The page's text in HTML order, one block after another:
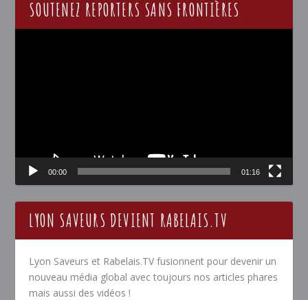
SOUTENEZ REPORTERS SANS FRONTIÈRES
00:00 01:16
LYON SAVEURS DEVIENT RABELAIS.TV
Lyon Saveurs et Rabelais.TV fusionnent pour devenir un
nouveau média global avec toujours nos articles phares
mais aussi des vidéos !